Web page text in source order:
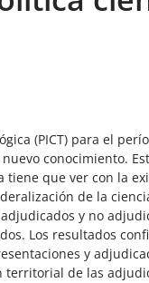
(PICT) para el
conocimiento.
que ver con la
de la
y no
Los resultados
y
de las